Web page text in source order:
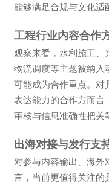
能够满足合规与文化适
工程行业内容合作
观察来看，水利施工、
物流调度等主题被纳入
可能成为合作重点。对
表达能力的合作方而言
审核与信息准确性把关
出海对接与发行支
对参与内容输出、海外
言，当前更值得关注的